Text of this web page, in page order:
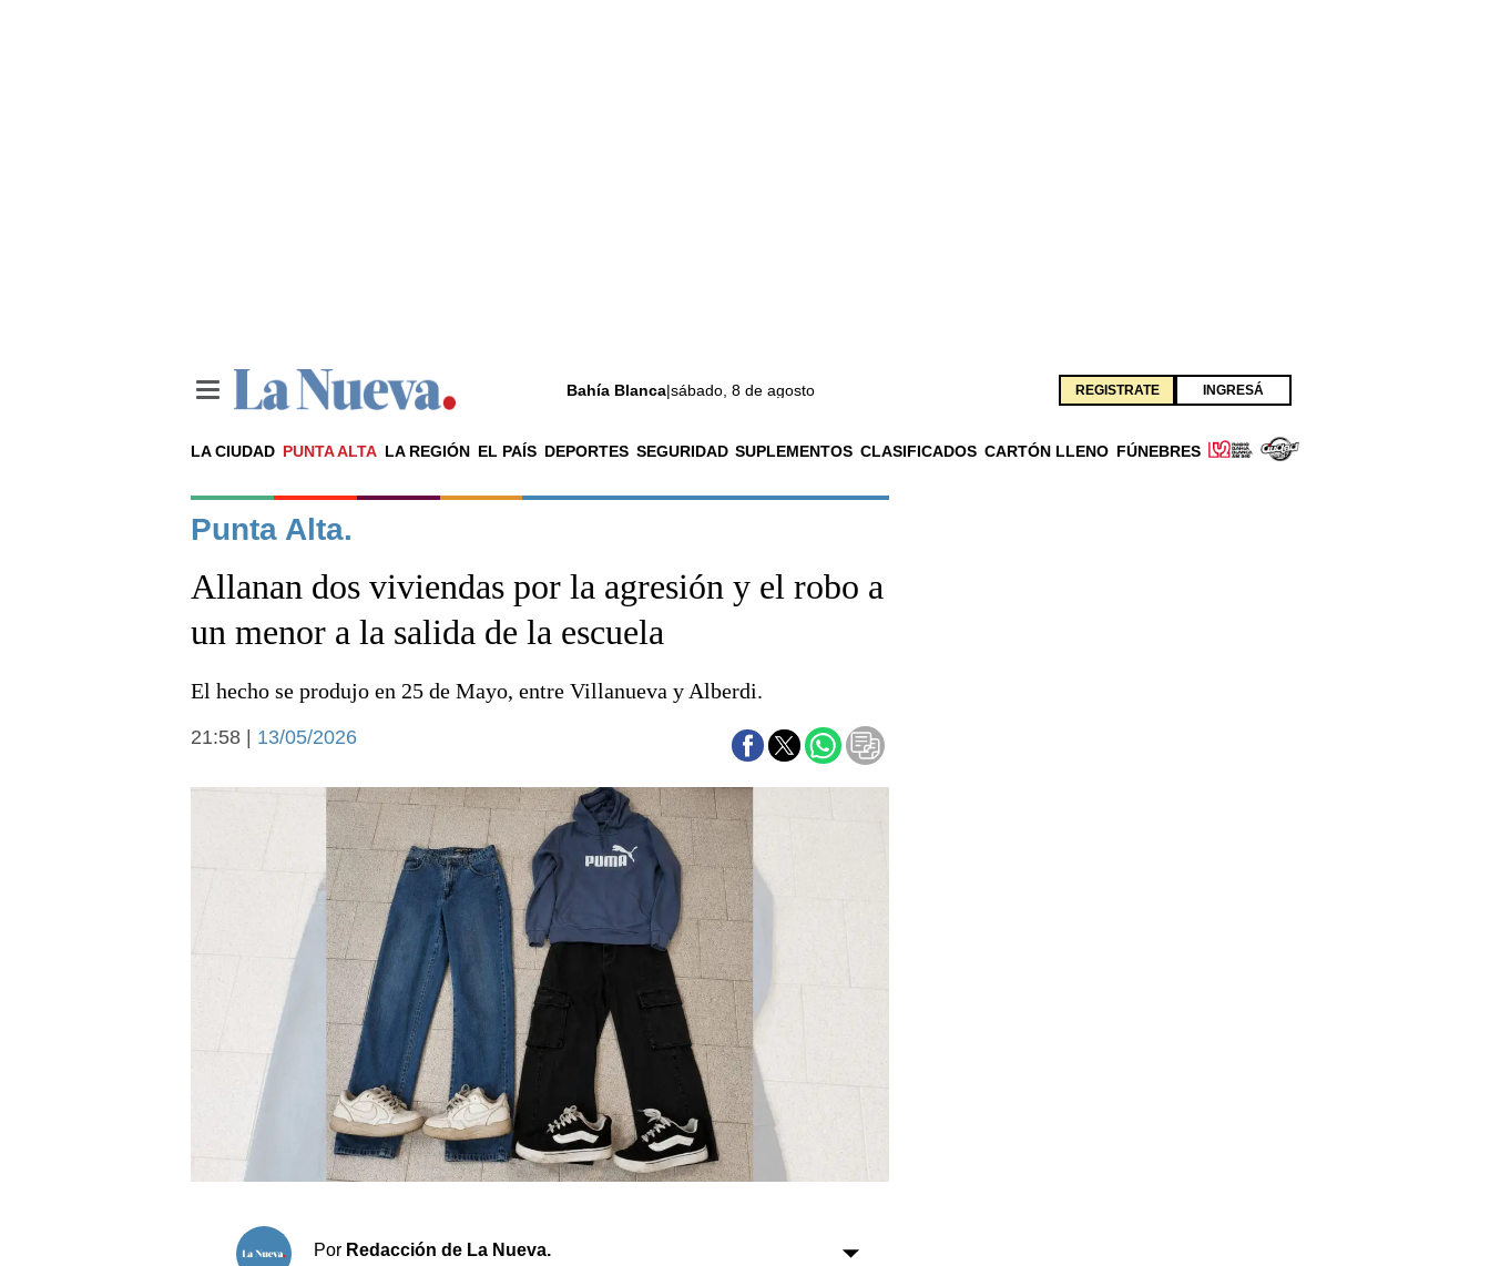
Bahía Blanca|sábado, 8 de agosto REGISTRATE INGRESÁ
LA CIUDAD PUNTA ALTA LA REGIÓN EL PAÍS DEPORTES SEGURIDAD SUPLEMENTOS CLASIFICADOS CARTÓN LLENO FÚNEBRES
Noticias
La ciudad
El país
Seguridad
Escenario Olímpico
Fútbol
Federal A
Aplausos
Cines
Economía y campo
Economía y finanzas
Con el campo
Espacio empresas
Sociedad y tiempo libre
Sociedad
Tecnología
Turismo
Salud
Es viral
El tiempo
Clasificados
Horóscopo
Punta Alta.
Allanan dos viviendas por la agresión y el robo a
un menor a la salida de la escuela
El hecho se produjo en 25 de Mayo, entre Villanueva y Alberdi.
21:58 | 13/05/2026
Por Redacción de La Nueva.